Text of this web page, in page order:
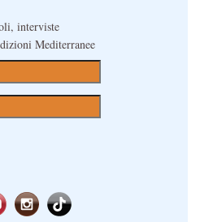
interviste
Mediterranee